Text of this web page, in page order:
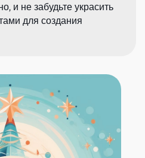
и не забудьте украсить
для создания